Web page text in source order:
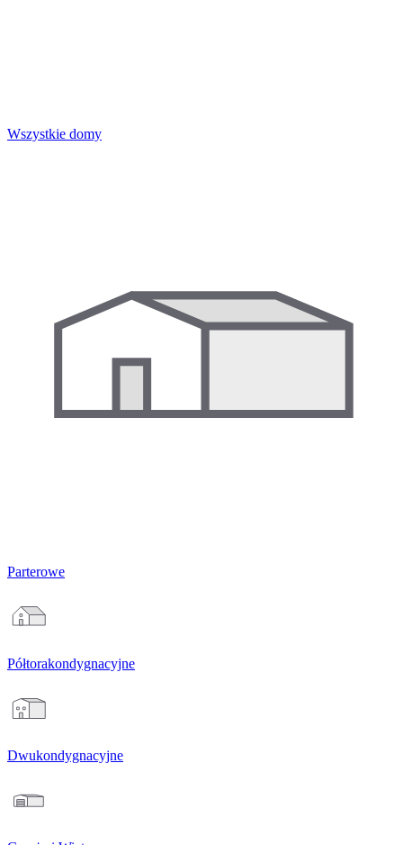
Wszystkie domy
Parterowe
Półtorakondygnacyjne
Dwukondygnacyjne